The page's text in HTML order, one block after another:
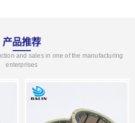
产品推荐
and sales in one of the manufacturing
enterprises